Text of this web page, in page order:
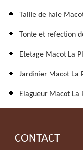
Taille de haie
Tonte et refection
Etetage Macot La
Jardinier Macot La
Elagueur Macot La
CONTACT